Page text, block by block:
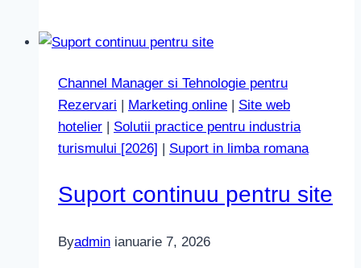
Channel Manager si Tehnologie pentru
Rezervari
Marketing online
Site web
hotelier
Solutii practice pentru industria
turismului [2026]
Suport in limba romana
Suport continuu pentru site
Byadmin ianuarie 7, 2026